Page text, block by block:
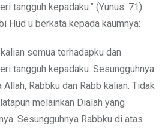
tangguh kepadaku.” (Yunus: 71)
Hud u berkata kepada kaumnya:
semua terhadapku dan
tangguh kepadaku. Sesungguhnya
Rabbku dan Rabb kalian. Tidak
melainkan Dialah yang
Sesungguhnya Rabbku di atas